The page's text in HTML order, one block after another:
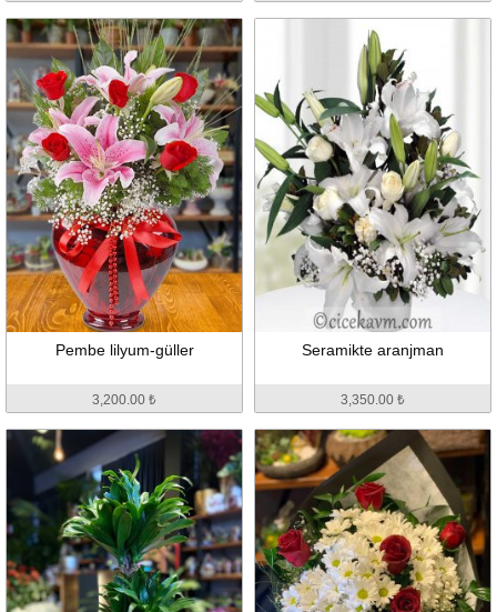
Pembe lilyum-güller
3,200.00 ₺
Seramikte aranjman
3,350.00 ₺